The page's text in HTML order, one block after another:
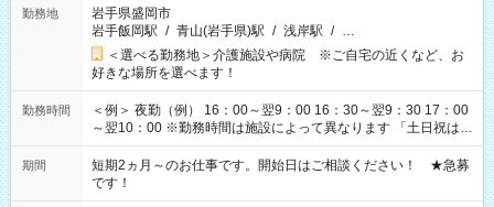
勤務地
岩手県盛岡市
岩手飯岡駅 / 青山(岩手県)駅 / 浅岸駅 / …
＜選べる勤務地＞介護施設や病院 ※ご自宅の近くなど、お
好きな場所を選べます！
勤務時間
＜例＞ 夜勤（例） 16：00～翌9：00 16：30～翌9：30 17：00
～翌10：00 ※勤務時間は施設によって異なります 「土日祝は休
みたい」 「しっかり稼ぎたい」 「もう少し遅い時間から始めた
い」など ご希望にあったお仕事をご案内いたします。 ※未経験
の方の場合は1～2ヶ月間は日中での仕事を経験いただき、 お
仕事に慣れてからの夜勤になります。 ★家庭の都合でお休みが
期間
短期2ヵ月～のお仕事です。開始日はご相談ください！ ★急募
です！